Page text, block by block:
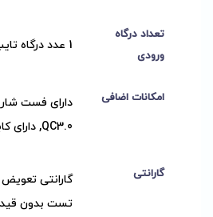
تعداد درگاه
ورودی
1 عدد درگاه تایپ سی
امکانات اضافی
QC3.0, دارای کابل سرخود
گارانتی
گارانتی
تست بدون قید